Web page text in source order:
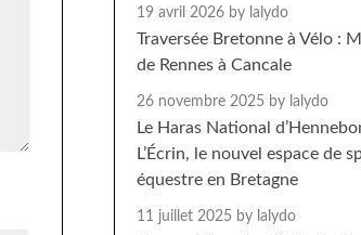
19 avril 2026 by lalydo
Traversée Bretonne à Vélo :
de Rennes à Cancale
26 novembre 2025 by lalydo
Le Haras National
L’Écrin, le nouvel espace de
équestre en Bretagne
11 juillet 2025 by lalydo